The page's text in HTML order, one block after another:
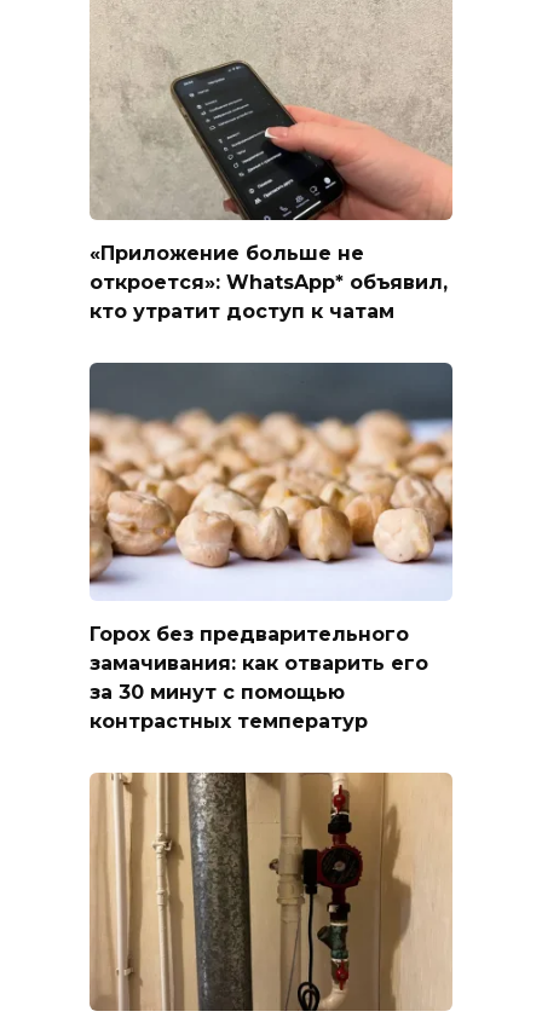
«Приложение больше не
откроется»: WhatsApp* объявил,
кто утратит доступ к чатам
Горох без предварительного
замачивания: как отварить его
за 30 минут с помощью
контрастных температур